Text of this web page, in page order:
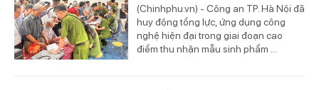
(Chinhphu.vn) - Công an TP. Hà Nội đã
huy động tổng lực, ứng dụng công
nghệ hiện đại trong giai đoạn cao
điểm thu nhận mẫu sinh phẩm ...